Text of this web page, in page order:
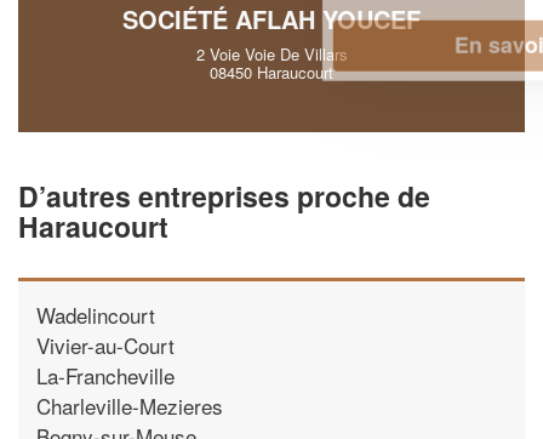
SOCIÉTÉ AFLAH YOUCEF
2 Voie Voie De Villars
08450 Haraucourt
D’autres entreprises proche de
Haraucourt
Wadelincourt
Vivier-au-Court
La-Francheville
Charleville-Mezieres
En savoir plus